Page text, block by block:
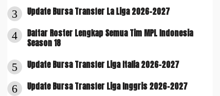
3 Update Bursa Transfer La Liga 2026-2027
4
Daftar Roster Lengkap Semua Tim MPL Indonesia
Season 18
5 Update Bursa Transfer Liga Italia 2026-2027
6 Update Bursa Transfer Liga Inggris 2026-2027